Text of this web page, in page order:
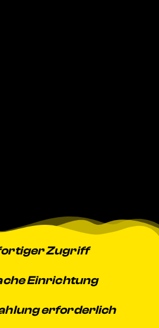
Zugriff
Einrichtung
erforderlich